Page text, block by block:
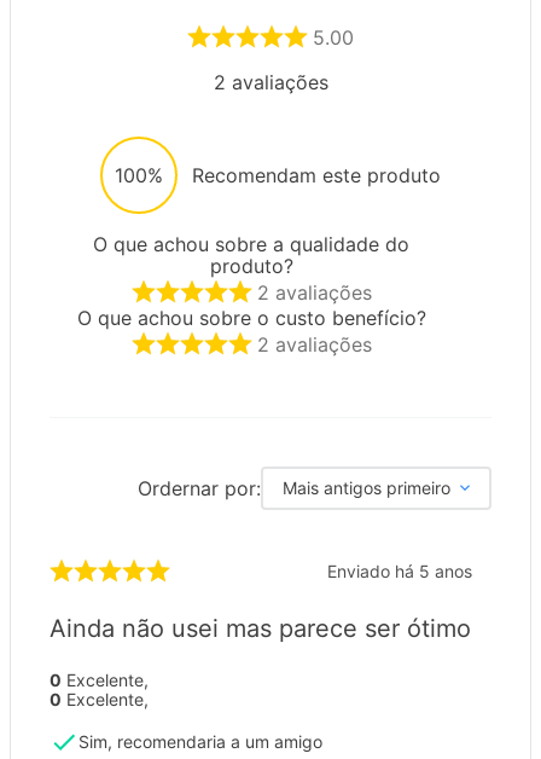
5.00
2 avaliações
100% Recomendam este produto
O que achou sobre a qualidade do
produto?
2 avaliações
O que achou sobre o custo benefício?
2 avaliações
Ordernar por: Mais antigos primeiro
Enviado há 5 anos
Ainda não usei mas parece ser ótimo
0 Excelente,
0 Excelente,
Sim, recomendaria a um amigo